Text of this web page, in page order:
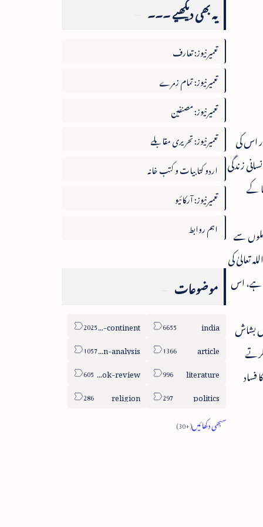
اس کی
زندگی
کے
سے
تعالیٰ کی
ہے، اس
بشاش
یہ بھی دیکھیے ۔۔۔
تعمیرنیوز: تعارف
تعمیرنیوز: تمام زمرے
تعمیرنیوز: مصنفین
تعمیرنیوز: تحریری مقابلے
اردو کتابیات و کتب خانہ
تعمیرنیوز: آرکائیو
اہم روابط
موضوعات
india
sub-continent
article
column-analysis
literature
book-review
politics
religion